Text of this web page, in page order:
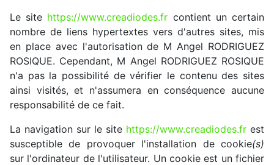
Le site https://www.creadiodes.fr contient un certain
nombre de liens hypertextes vers d'autres sites, mis
en place avec l'autorisation de M Angel RODRIGUEZ
ROSIQUE. Cependant, M Angel RODRIGUEZ ROSIQUE
n'a pas la possibilité de vérifier le contenu des sites
ainsi visités, et n'assumera en conséquence aucune
responsabilité de ce fait.
La navigation sur le site https://www.creadiodes.fr est
susceptible de provoquer l'installation de cookie(s)
sur l'ordinateur de l'utilisateur. Un cookie est un fichier